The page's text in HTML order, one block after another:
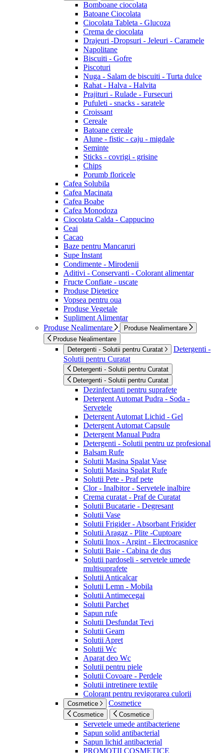
Bomboane ciocolata
Batoane Ciocolata
Ciocolata Tableta - Glucoza
Crema de ciocolata
Drajeuri -Dropsuri - Jeleuri - Caramele
Napolitane
Biscuiti - Gofre
Piscoturi
Nuga - Salam de biscuiti - Turta dulce
Rahat - Halva - Halvita
Prajituri - Rulade - Fursecuri
Pufuleti - snacks - saratele
Croissant
Cereale
Batoane cereale
Alune - fistic - caju - migdale
Seminte
Sticks - covrigi - grisine
Chips
Porumb floricele
Cafea Solubila
Cafea Macinata
Cafea Boabe
Cafea Monodoza
Ciocolata Calda - Cappucino
Ceai
Cacao
Baze pentru Mancaruri
Supe Instant
Condimente - Mirodenii
Aditivi - Conservanti - Colorant alimentar
Fructe Confiate - uscate
Produse Dietetice
Vopsea pentru oua
Produse Vegetale
Supliment Alimentar
Produse Nealimentare
Produse Nealimentare
Produse Nealimentare
Detergenti - Solutii pentru Curatat
Detergenti -
Solutii pentru Curatat
Detergenti - Solutii pentru Curatat
Detergenti - Solutii pentru Curatat
Dezinfectanti pentru suprafete
Detergent Automat Pudra - Soda -
Servetele
Detergent Automat Lichid - Gel
Detergent Automat Capsule
Detergent Manual Pudra
Detergenti - Solutii pentru uz profesional
Balsam Rufe
Solutii Masina Spalat Vase
Solutii Masina Spalat Rufe
Solutii Pete - Praf pete
Clor - Inalbitor - Servetele inalbire
Crema curatat - Praf de Curatat
Solutii Bucatarie - Degresant
Solutii Vase
Solutii Frigider - Absorbant Frigider
Solutii Aragaz - Plite -Cuptoare
Solutii Inox - Argint - Electrocasnice
Solutii Baie - Cabina de dus
Solutii pardoseli - servetele umede
multisuprafete
Solutii Anticalcar
Solutii Lemn - Mobila
Solutii Antimecegai
Solutii Parchet
Sapun rufe
Solutii Desfundat Tevi
Solutii Geam
Solutii Apret
Solutii Wc
Aparat deo Wc
Solutii pentru piele
Solutii Covoare - Perdele
Solutii intretinere textile
Colorant pentru revigorarea culorii
Cosmetice Cosmetice
Cosmetice Cosmetice
Servetele umede antibacteriene
Sapun solid antibacterial
Sapun lichid antibacterial
PROMOTII COSMETICE